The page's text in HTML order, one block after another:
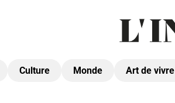
Culture Monde Art de vivre